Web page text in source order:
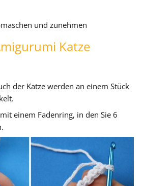
und zunehmen
Katze
der Katze werden an einem Stück
einem Fadenring, in den Sie 6